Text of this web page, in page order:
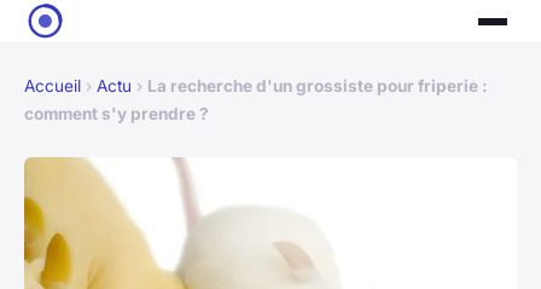
Accueil › Actu › La recherche d'un grossiste pour friperie :
comment s'y prendre ?